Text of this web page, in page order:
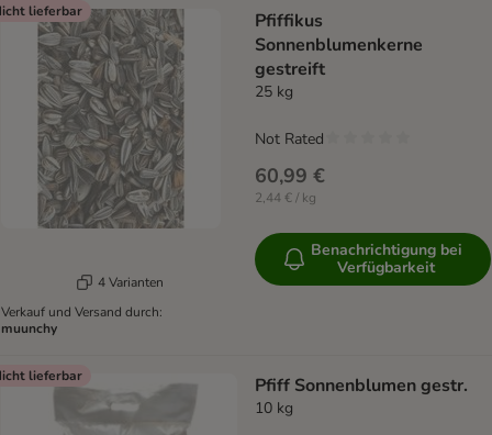
lieferbar
4 Varianten
Verkauf und Versand durch:
muunchy
Pfiffikus
Sonnenblumenkerne
gestreift
25 kg
60,99 €
2,44 € / kg
Not Rated
Benachrichtigung bei
Verfügbarkeit
lieferbar Pfiff Sonnenblumen gestr.
10 kg